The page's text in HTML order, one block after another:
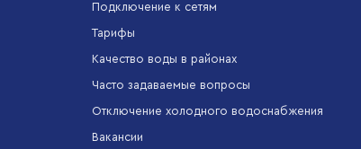
Подключение к сетям
Тарифы
Качество воды в районах
Часто задаваемые вопросы
Отключение холодного водоснабжения
Вакансии
информационно-